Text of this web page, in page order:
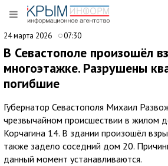
24 марта 2026 07:30
В Севастополе произошёл
многоэтажке. Разрушены
погибшие
Губернатор Севастополя Михаил
чрезвычайном происшествии в жилом
Корчагина 14. В здании произошёл
также задело соседний дом 20.
данный момент устанавливаются.